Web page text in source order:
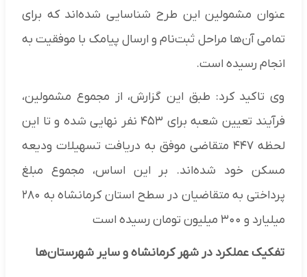
عنوان مشمولین این طرح شناسایی شده‌اند که برای
تمامی آن‌ها مراحل ثبت‌نام و ارسال پیامک با موفقیت به
انجام رسیده است.
وی تاکید کرد: طبق این گزارش، از مجموع مشمولین،
فرآیند تعیین شعبه برای ۴۵۳ نفر نهایی شده و تا این
لحظه ۴۴۷ متقاضی موفق به دریافت تسهیلات ودیعه
مسکن خود شده‌اند. بر این اساس، مجموع مبلغ
پرداختی به متقاضیان در سطح استان کرمانشاه به ۲۸۰
میلیارد و ۳۰۰ میلیون تومان رسیده است
تفکیک عملکرد در شهر کرمانشاه و سایر شهرستان‌ها